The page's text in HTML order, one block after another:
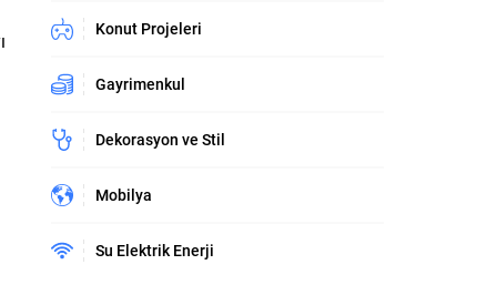
Konut Projeleri
Gayrimenkul
Dekorasyon ve Stil
Mobilya
Su Elektrik Enerji